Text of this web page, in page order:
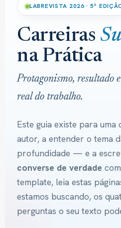
LABREVISTA 2026 · 5ª
Carreiras
na Prática
Protagonismo, resultado
real do trabalho.
Este guia existe para uma
autor, a entender o tema
profundidade — e a
converse de verdade
template, leia estas
estamos buscando, os
perguntas o seu texto